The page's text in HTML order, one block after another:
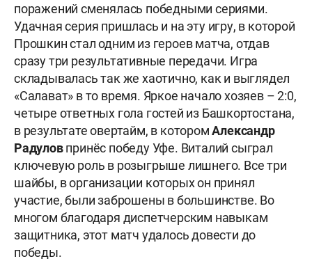
поражений сменялась победными сериями.
Удачная серия пришлась и на эту игру, в которой
Прошкин стал одним из героев матча, отдав
сразу три результативные передачи. Игра
складывалась так же хаотично, как и выглядел
«Салават» в то время. Яркое начало хозяев – 2:0,
четыре ответных гола гостей из Башкортостана,
в результате овертайм, в которомАлександр
Радуловпринёс победу Уфе. Виталий сыграл
ключевую роль в розыгрыше лишнего. Все три
шайбы, в организации которых он принял
участие, были заброшены в большинстве. Во
многом благодаря диспетчерским навыкам
защитника, этот матч удалось довести до
победы.